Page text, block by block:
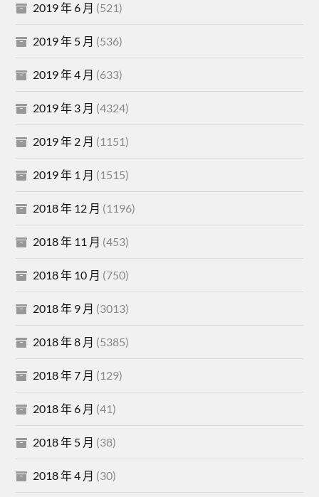
2019 年 6 月 (521)
2019 年 5 月 (536)
2019 年 4 月 (633)
2019 年 3 月 (4324)
2019 年 2 月 (1151)
2019 年 1 月 (1515)
2018 年 12 月 (1196)
2018 年 11 月 (453)
2018 年 10 月 (750)
2018 年 9 月 (3013)
2018 年 8 月 (5385)
2018 年 7 月 (129)
2018 年 6 月 (41)
2018 年 5 月 (38)
2018 年 4 月 (30)